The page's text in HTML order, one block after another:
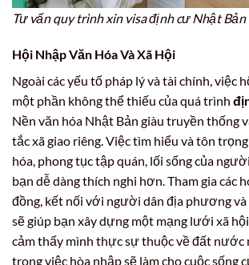
Tư vấn quy trình xin visa định cư Nhật
Hội Nhập Văn Hóa Và Xã Hội
Ngoài các yếu tố pháp lý và tài chính, việc
một phần không thể thiếu của quá trình
Nền văn hóa Nhật Bản giàu truyền thống
tắc xã giao riêng. Việc tìm hiểu và tôn
hóa, phong tục tập quán, lối sống của
bạn dễ dàng thích nghi hơn. Tham gia các
đồng, kết nối với người dân địa phương và
sẽ giúp bạn xây dựng một mạng lưới xã
cảm thấy mình thực sự thuộc về đất nước
trong việc hòa nhập sẽ làm cho cuộc sống